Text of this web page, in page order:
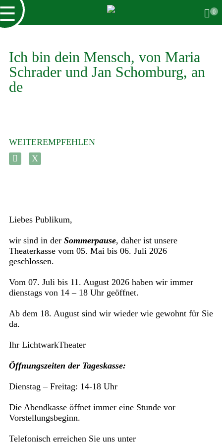
0
Ich bin dein Mensch, von Maria
Schrader und Jan Schomburg, an
de
WEITEREMPFEHLEN
Liebes Publikum,
wir sind in derSommerpause, daher ist unsere
Theaterkasse vom 05. Mai bis 06. Juli 2026
geschlossen.
Vom 07. Juli bis 11. August 2026 haben wir immer
dienstags von 14 – 18 Uhr geöffnet.
Ab dem 18. August sind wir wieder wie gewohnt für Sie
da.
Ihr LichtwarkTheater
Öffnungszeiten der Tageskasse:
Dienstag – Freitag: 14-18 Uhr
Die Abendkasse öffnet immer eine Stunde vor
Vorstellungsbeginn.
Telefonisch erreichen Sie uns unter